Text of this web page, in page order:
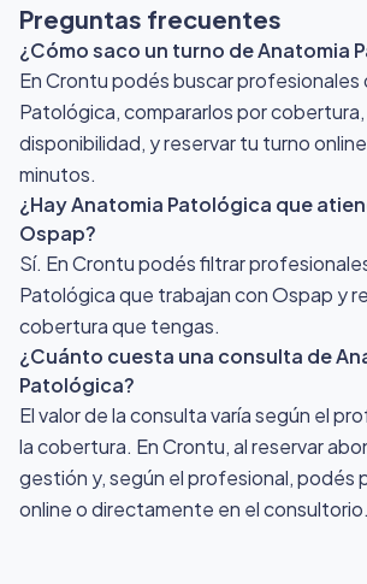
Preguntas frecuentes
¿Cómo saco un turno de Anatomia
En Crontu podés buscar profesionales
Patológica, compararlos por
disponibilidad, y reservar tu turno
minutos.
¿Hay Anatomia Patológica que
Ospap?
Sí. En Crontu podés filtrar
Patológica que trabajan con Ospap y
cobertura que tengas.
¿Cuánto cuesta una consulta de
Patológica?
El valor de la consulta varía según el
la cobertura. En Crontu, al reservar
gestión y, según el profesional, podés
online o directamente en el consultorio.